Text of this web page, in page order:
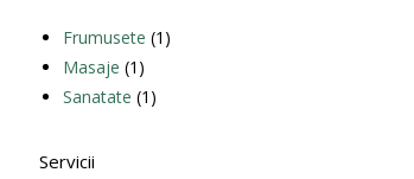
Frumusete (1)
Masaje (1)
Sanatate (1)
Servicii